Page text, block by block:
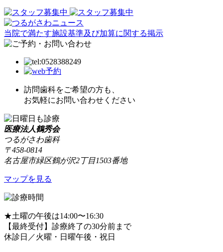
当院で満たす施設基準及び加算に関する掲示
訪問歯科をご希望の方も、
お気軽にお問い合わせください
医療法人鶴秀会
つるがさわ歯科
〒458-0814
名古屋市緑区鶴が沢2丁目1503番地
マップを見る
★土曜の午後は14:00〜16:30
【最終受付】診療終了の30分前まで
休診日／火曜・日曜午後・祝日